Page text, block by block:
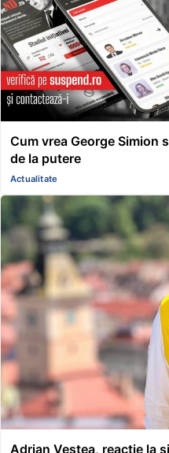
Cum vrea George Simion
de la putere
Actualitate
Adrian Veștea, reacție la